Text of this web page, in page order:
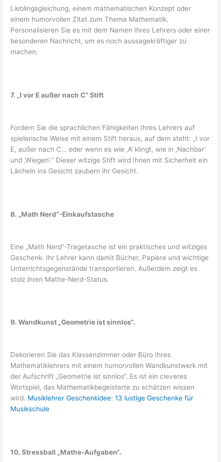
Lieblingsgleichung, einem mathematischen Konzept oder
einem humorvollen Zitat zum Thema Mathematik.
Personalisieren Sie es mit dem Namen Ihres Lehrers oder einer
besonderen Nachricht, um es noch aussagekräftiger zu
machen.
7. „I vor E außer nach C“ Stift
Fordern Sie die sprachlichen Fähigkeiten Ihres Lehrers auf
spielerische Weise mit einem Stift heraus, auf dem steht: „I vor
E, außer nach C… oder wenn es wie ‚A‘ klingt, wie in ‚Nachbar‘
und ‚Wiegen‘.“ Dieser witzige Stift wird Ihnen mit Sicherheit ein
Lächeln ins Gesicht zaubern ihr Gesicht.
8. „Math Nerd“-Einkaufstasche
Eine „Math Nerd“-Tragetasche ist ein praktisches und witziges
Geschenk. Ihr Lehrer kann damit Bücher, Papiere und wichtige
Unterrichtsgegenstände transportieren. Außerdem zeigt es
stolz ihren Mathe-Nerd-Status.
9. Wandkunst „Geometrie ist sinnlos“.
Dekorieren Sie das Klassenzimmer oder Büro Ihres
Mathematiklehrers mit einem humorvollen Wandkunstwerk mit
der Aufschrift „Geometrie ist sinnlos“. Es ist ein cleveres
Wortspiel, das Mathematikbegeisterte zu schätzen wissen
wird. Musiklehrer Geschenkidee: 13 lustige Geschenke für
Musikschule
10. Stressball „Mathe-Aufgaben“.